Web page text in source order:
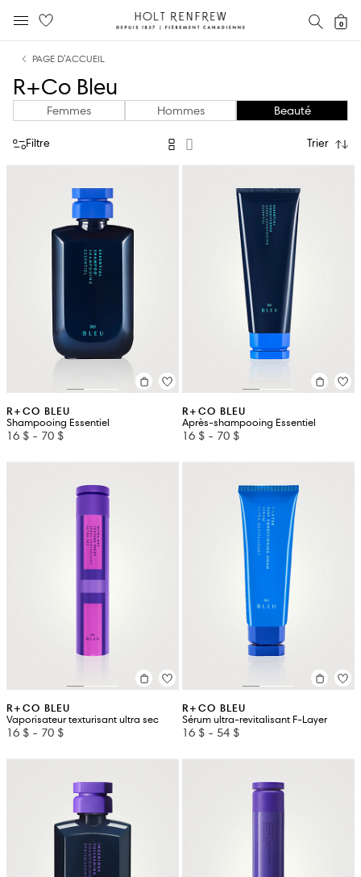
Holt
0
PAGE D’ACCUEIL
R+Co Bleu
Femmes Hommes Beauté
Filtre Trier
R+CO BLEU
Shampooing Essentiel
16 $ - 70 $
R+CO BLEU
Après-shampooing Essentiel
16 $ - 70 $
R+CO BLEU
Vaporisateur texturisant ultra sec
16 $ - 70 $
R+CO BLEU
Sérum ultra-revitalisant F-Layer
16 $ - 54 $